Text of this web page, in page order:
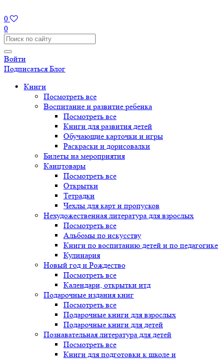
0
0
Войти
Подписаться Блог
Книги
Посмотреть все
Воспитание и развитие ребенка
Посмотреть все
Книги для развития детей
Обучающие карточки и игры
Раскраски и дорисовалки
Билеты на мероприятия
Канцтовары
Посмотреть все
Открытки
Тетрадки
Чехлы для карт и пропусков
Нехудожественная литература для взрослых
Посмотреть все
Альбомы по искусству
Книги по воспитанию детей и по педагогике
Кулинария
Новый год и Рождество
Посмотреть все
Календари, открытки итд
Подарочные издания книг
Посмотреть все
Подарочные книги для взрослых
Подарочные книги для детей
Познавательная литература для детей
Посмотреть все
Книги для подготовки к школе и